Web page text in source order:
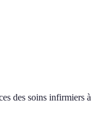
des soins infirmiers à